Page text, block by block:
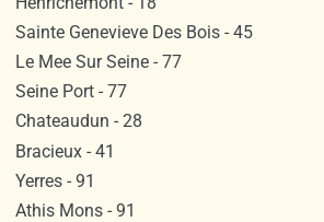
Sainte Genevieve Des Bois - 45
Le Mee Sur Seine - 77
Seine Port - 77
Chateaudun - 28
Bracieux - 41
Yerres - 91
Athis Mons - 91